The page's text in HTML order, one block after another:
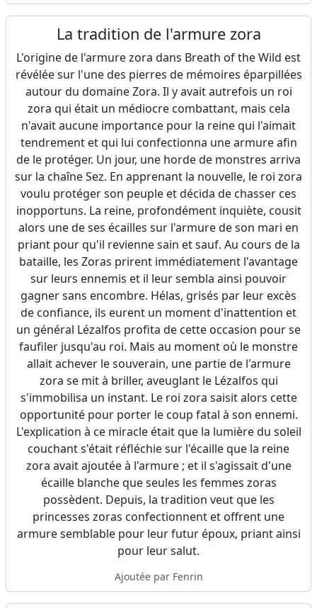
La tradition de l'armure zora
L'origine de l'armure zora dans Breath of the Wild est
révélée sur l'une des pierres de mémoires éparpillées
autour du domaine Zora. Il y avait autrefois un roi
zora qui était un médiocre combattant, mais cela
n'avait aucune importance pour la reine qui l'aimait
tendrement et qui lui confectionna une armure afin
de le protéger. Un jour, une horde de monstres arriva
sur la chaîne Sez. En apprenant la nouvelle, le roi zora
voulu protéger son peuple et décida de chasser ces
inopportuns. La reine, profondément inquiète, cousit
alors une de ses écailles sur l'armure de son mari en
priant pour qu'il revienne sain et sauf. Au cours de la
bataille, les Zoras prirent immédiatement l'avantage
sur leurs ennemis et il leur sembla ainsi pouvoir
gagner sans encombre. Hélas, grisés par leur excès
de confiance, ils eurent un moment d'inattention et
un général Lézalfos profita de cette occasion pour se
faufiler jusqu'au roi. Mais au moment où le monstre
allait achever le souverain, une partie de l'armure
zora se mit à briller, aveuglant le Lézalfos qui
s'immobilisa un instant. Le roi zora saisit alors cette
opportunité pour porter le coup fatal à son ennemi.
L'explication à ce miracle était que la lumière du soleil
couchant s'était réfléchie sur l'écaille que la reine
zora avait ajoutée à l'armure ; et il s'agissait d'une
écaille blanche que seules les femmes zoras
possèdent. Depuis, la tradition veut que les
princesses zoras confectionnent et offrent une
armure semblable pour leur futur époux, priant ainsi
pour leur salut.
Ajoutée par Fenrin